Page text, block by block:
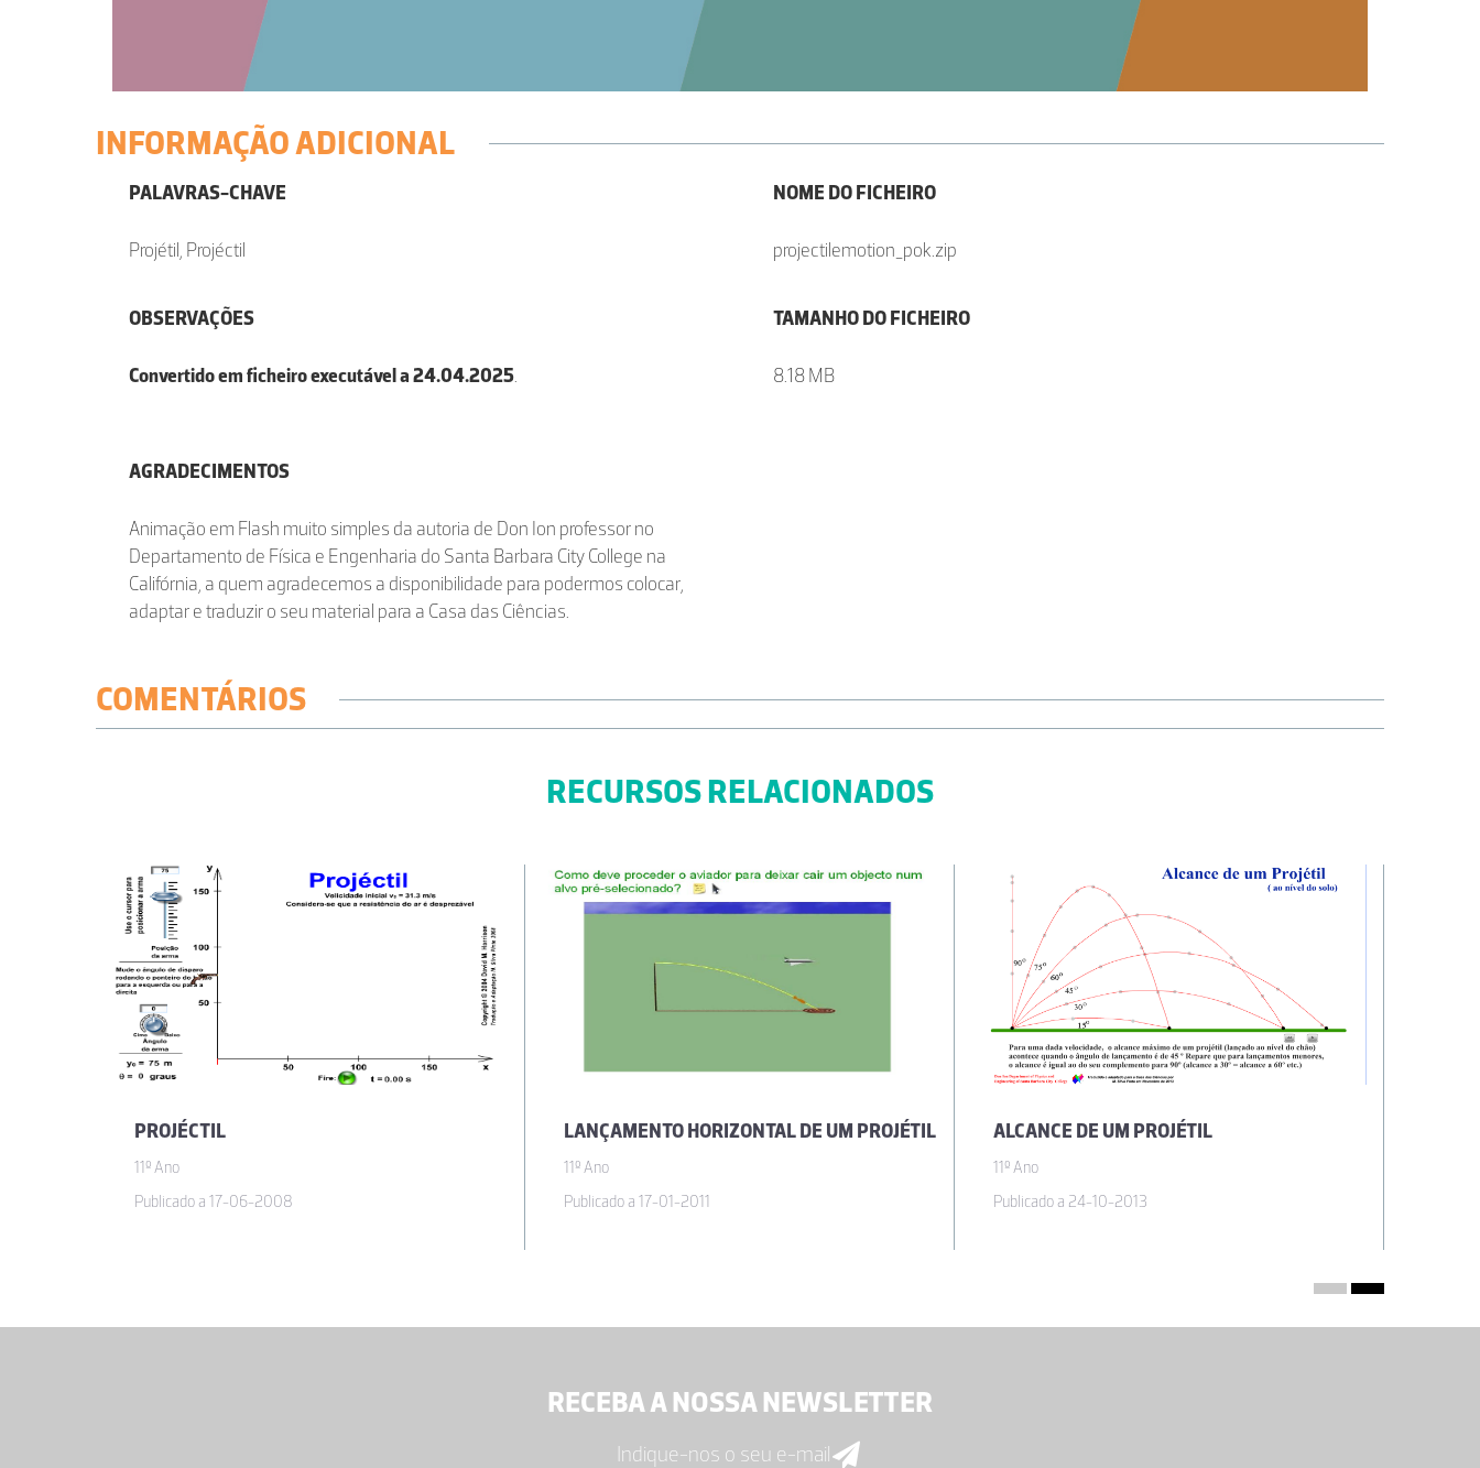
INFORMAÇÃO ADICIONAL
PALAVRAS-CHAVE
Projétil, Projéctil
OBSERVAÇÕES
Convertido em ficheiro executável a 24.04.2025.
AGRADECIMENTOS
Animação em Flash muito simples da autoria de Don Ion professor no
Departamento de Física e Engenharia do Santa Barbara City College na
Califórnia, a quem agradecemos a disponibilidade para podermos colocar,
adaptar e traduzir o seu material para a Casa das Ciências.
NOME DO FICHEIRO
projectilemotion_pok.zip
TAMANHO DO FICHEIRO
8.18 MB
COMENTÁRIOS
RECURSOS RELACIONADOS
PROJÉCTIL
11º Ano
Publicado a 17-06-2008
LANÇAMENTO HORIZONTAL DE UM PROJÉTIL
11º Ano
Publicado a 17-01-2011
ALCANCE DE UM PROJÉTIL
11º Ano
Publicado a 24-10-2013
RECEBA A NOSSA NEWSLETTER